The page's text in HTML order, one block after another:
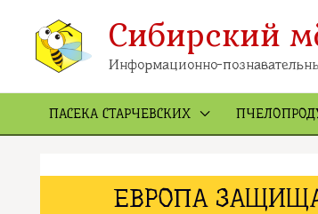
содержимомуСибирский
Информационно-
ПАСЕКА СТАРЧЕВСКИХ
ЕВРОПА